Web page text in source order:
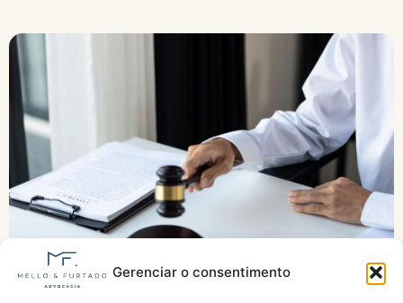
Gerenciar o consentimento